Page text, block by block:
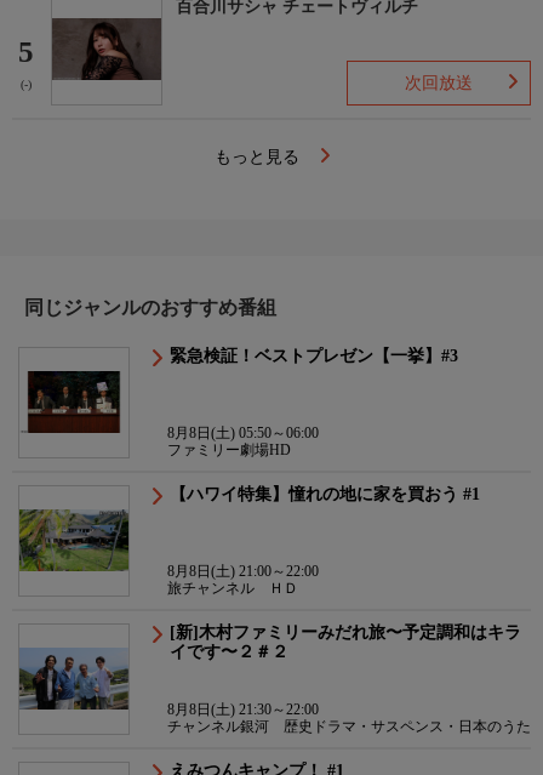
5
(-)
百合川サシャ チェートヴィルチ
次回放送
もっと見る
同じジャンルのおすすめ番組
緊急検証！ベストプレゼン【一挙】#3
8月8日(土) 05:50～06:00
ファミリー劇場HD
【ハワイ特集】憧れの地に家を買おう #1
8月8日(土) 21:00～22:00
旅チャンネル ＨＤ
[新]木村ファミリーみだれ旅〜予定調和はキラ
イです〜２＃２
8月8日(土) 21:30～22:00
チャンネル銀河 歴史ドラマ・サスペンス・日本のうた
えみつんキャンプ！ #1